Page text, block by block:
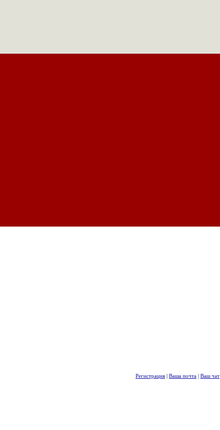
Регистрация | Ваша почта | Ваш чат